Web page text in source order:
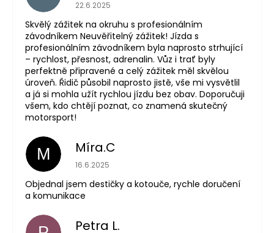
22.6.2025
Skvělý zážitek na okruhu s profesionálním
závodníkem Neuvěřitelný zážitek! Jízda s
profesionálním závodníkem byla naprosto strhující
– rychlost, přesnost, adrenalin. Vůz i trať byly
perfektně připravené a celý zážitek měl skvělou
úroveň. Řidič působil naprosto jistě, vše mi vysvětlil
a já si mohla užít rychlou jízdu bez obav. Doporučuji
všem, kdo chtějí poznat, co znamená skutečný
motorsport!
M Míra.C
Hodnocení obchodu je 5 z 5 hvězdiček.
16.6.2025
Objednal jsem destičky a kotouče, rychle doručení
a komunikace
Petra L.